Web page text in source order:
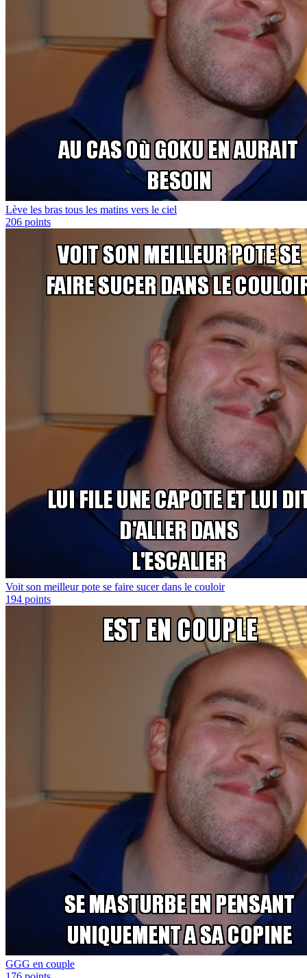
Lève les bras tous les matins vers le ciel
206 points
Voit son meilleur pote se faire sucer dans le couloir
194 points
GGG en couple